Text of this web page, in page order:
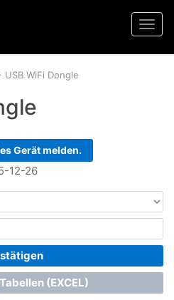
USB WiFi Dongle
Gerät melden.
12-26
(EXCEL)